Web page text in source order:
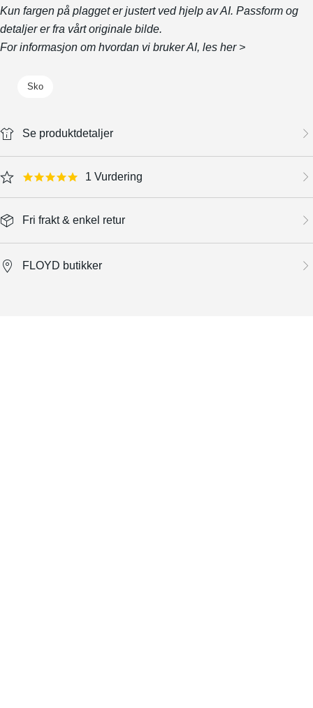
Kun fargen på plagget er justert ved hjelp av AI. Passform og
detaljer er fra vårt originale bilde.
For informasjon om hvordan vi bruker AI, les her >
Sko
Se produktdetaljer
5.0 star rating 1 Vurdering
Fri frakt & enkel retur
FLOYD butikker